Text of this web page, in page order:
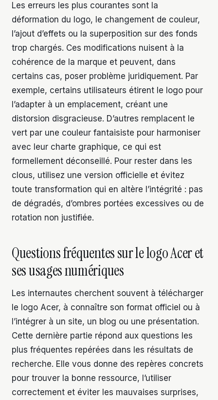
Les erreurs les plus courantes sont la
déformation du logo, le changement de couleur,
l’ajout d’effets ou la superposition sur des fonds
trop chargés. Ces modifications nuisent à la
cohérence de la marque et peuvent, dans
certains cas, poser problème juridiquement. Par
exemple, certains utilisateurs étirent le logo pour
l’adapter à un emplacement, créant une
distorsion disgracieuse. D’autres remplacent le
vert par une couleur fantaisiste pour harmoniser
avec leur charte graphique, ce qui est
formellement déconseillé. Pour rester dans les
clous, utilisez une version officielle et évitez
toute transformation qui en altère l’intégrité : pas
de dégradés, d’ombres portées excessives ou de
rotation non justifiée.
Questions fréquentes sur le logo Acer et
ses usages numériques
Les internautes cherchent souvent à télécharger
le logo Acer, à connaître son format officiel ou à
l’intégrer à un site, un blog ou une présentation.
Cette dernière partie répond aux questions les
plus fréquentes repérées dans les résultats de
recherche. Elle vous donne des repères concrets
pour trouver la bonne ressource, l’utiliser
correctement et éviter les mauvaises surprises,